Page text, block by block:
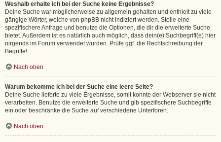
Weshalb erhalte ich bei der Suche keine Ergebnisse?
Deine Suche war möglicherweise zu allgemein gehalten und enthielt zu viele
gängige Wörter, welche von phpBB nicht indiziert werden. Stelle eine
spezifischere Anfrage und benutze die Optionen, die dir die erweiterte Suche
bietet. Außerdem ist es natürlich auch möglich, dass dein(e) Suchbegriff(e) hier
nirgends im Forum verwendet wurden. Prüfe ggf. die Rechtschreibung der
Begriffe!
Nach oben
Warum bekomme ich bei der Suche eine leere Seite?
Deine Suche lieferte zu viele Ergebnisse, somit konnte der Webserver sie nicht
verarbeiten. Benutze die erweiterte Suche und gib spezifischere Suchbegriffe
ein oder beschränke die Suche auf verschiedene Unterforen.
Nach oben